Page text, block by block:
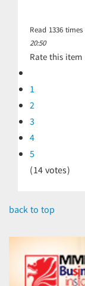
Read 1336times
20:50
Rate this item
1
2
3
4
5
(14 votes)
back to top